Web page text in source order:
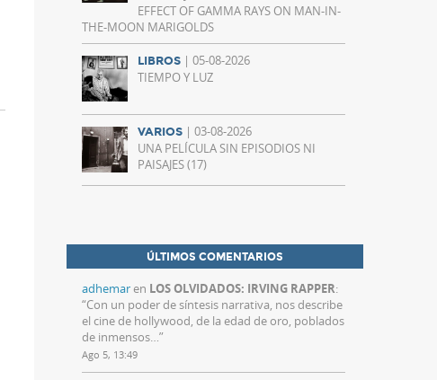
EFFECT OF GAMMA RAYS ON MAN-IN-
THE-MOON MARIGOLDS
LIBROS | 05-08-2026
TIEMPO Y LUZ
VARIOS | 03-08-2026
UNA PELÍCULA SIN EPISODIOS NI
PAISAJES (17)
ÚLTIMOS COMENTARIOS
adhemaren LOS OLVIDADOS: IRVING RAPPER:
“Con un poder de síntesis narrativa, nos describe
el cine de hollywood, de la edad de oro, poblados
de inmensos…”
Ago 5, 13:49